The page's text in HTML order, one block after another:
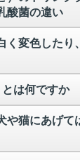
酸菌の違い
く変色したり
とは何ですか
や猫にあげて